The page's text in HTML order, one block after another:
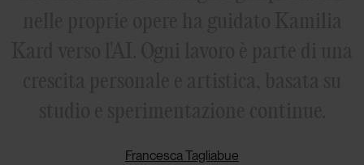
Francesca Tagliabue